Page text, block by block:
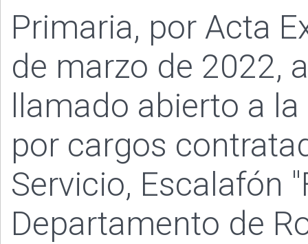
Primaria, por Acta
de marzo de 2022,
llamado abierto a
por cargos
Servicio, Escalafón
Departamento de